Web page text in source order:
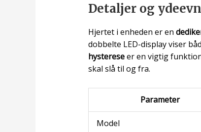
Detaljer og
Hjertet i enheden er en
dobbelte LED-display viser
hystereseer en vigtig
skal slå til og fra.
Parameter
Model